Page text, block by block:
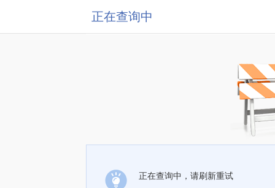
正在查询中
正在查询中，请刷新重试